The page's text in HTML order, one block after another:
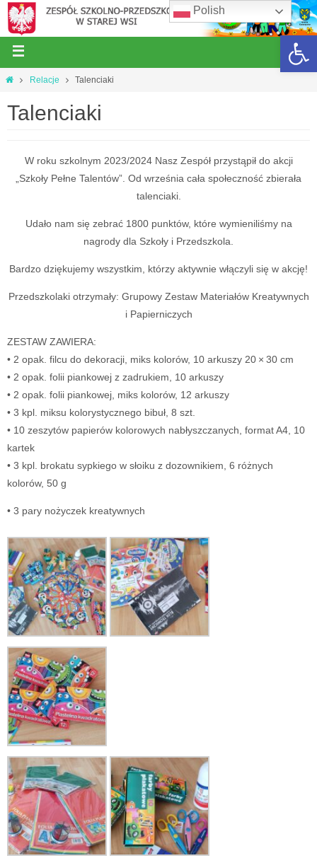
Relacje Talenciaki
Talenciaki
W roku szkolnym 2023/2024 Nasz Zespół przystąpił do akcji
„Szkoły Pełne Talentów”. Od września cała społeczność zbierała
talenciaki.
Udało nam się zebrać 1800 punktów, które wymieniliśmy na
nagrody dla Szkoły i Przedszkola.
Bardzo dziękujemy wszystkim, którzy aktywnie włączyli się w akcję!
Przedszkolaki otrzymały: Grupowy Zestaw Materiałów Kreatywnych
i Papierniczych
ZESTAW ZAWIERA:
• 2 opak. filcu do dekoracji, miks kolorów, 10 arkuszy 20 × 30 cm
• 2 opak. folii piankowej z zadrukiem, 10 arkuszy
• 2 opak. folii piankowej, miks kolorów, 12 arkuszy
• 3 kpl. miksu kolorystycznego bibuł, 8 szt.
• 10 zeszytów papierów kolorowych nabłyszczanych, format A4, 10
kartek
• 3 kpl. brokatu sypkiego w słoiku z dozownikiem, 6 różnych
kolorów, 50 g
• 3 pary nożyczek kreatywnych
Polish